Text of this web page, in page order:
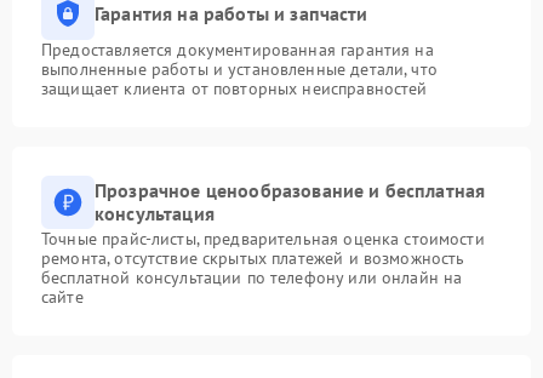
Гарантия на работы и запчасти
Предоставляется документированная гарантия на
выполненные работы и установленные детали, что
защищает клиента от повторных неисправностей
Прозрачное ценообразование и бесплатная
консультация
Точные прайс-листы, предварительная оценка стоимости
ремонта, отсутствие скрытых платежей и возможность
бесплатной консультации по телефону или онлайн на
сайте